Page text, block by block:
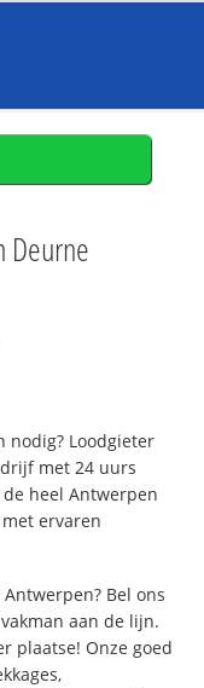
Deurne
nodig? Loodgieter
met 24 uurs
heel Antwerpen
ervaren
Bel ons
aan de lijn.
plaatse! Onze goed